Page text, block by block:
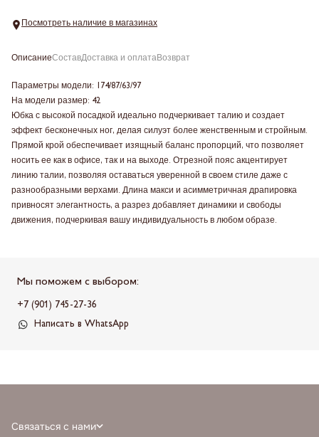
Посмотреть наличие в магазинах
ОписаниеСоставДоставка и оплатаВозврат
Параметры модели: 174/87/63/97
На модели размер: 42
Юбка с высокой посадкой идеально подчеркивает талию и создает
эффект бесконечных ног, делая силуэт более женственным и стройным.
Прямой крой обеспечивает изящный баланс пропорций, что позволяет
носить ее как в офисе, так и на выходе. Отрезной пояс акцентирует
линию талии, позволяя оставаться уверенной в своем стиле даже с
разнообразными верхами. Длина макси и асимметричная драпировка
привносят элегантность, а разрез добавляет динамики и свободы
движения, подчеркивая вашу индивидуальность в любом образе.
Мы поможем с выбором:
+7 (901) 745-27-36
Написать в WhatsApp
Связаться с нами